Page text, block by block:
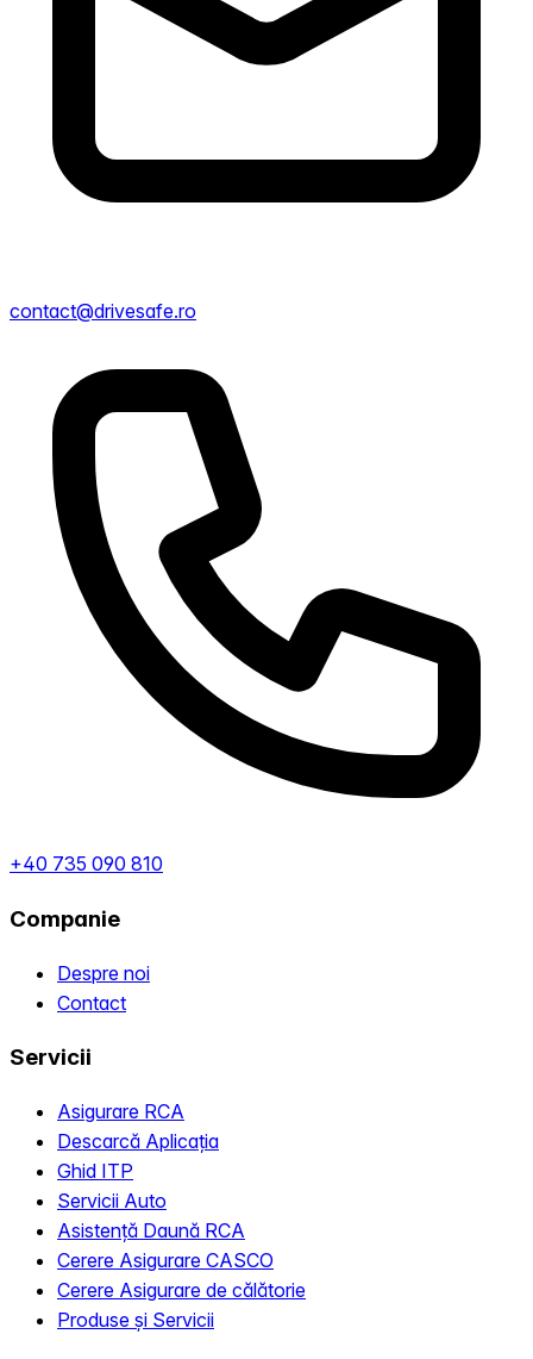
contact@drivesafe.ro
+40 735 090 810
Companie
Despre noi
Contact
Servicii
Asigurare RCA
Descarcă Aplicația
Ghid ITP
Servicii Auto
Asistență Daună RCA
Cerere Asigurare CASCO
Cerere Asigurare de călătorie
Produse și Servicii